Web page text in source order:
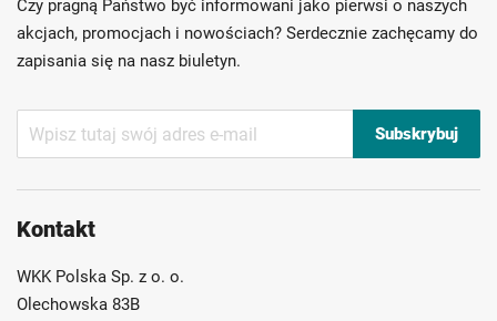
Możliwość własnego etykietowania
Czy pragną Państwo być informowani jako pierwsi o naszych
akcjach, promocjach i nowościach? Serdecznie zachęcamy do
zapisania się na nasz biuletyn.
nasz
Subskrybuj
Kontakt
WKK Polska Sp. z o. o.
Olechowska 83B